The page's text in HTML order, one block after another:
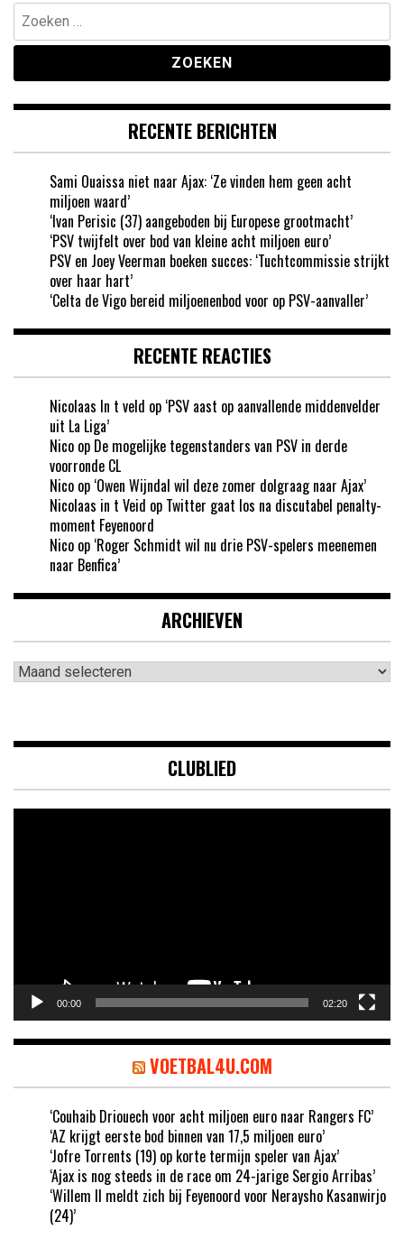
Zoeken
naar:
RECENTE BERICHTEN
Sami Ouaissa niet naar Ajax: ‘Ze vinden hem geen acht
miljoen waard’
‘Ivan Perisic (37) aangeboden bij Europese grootmacht’
‘PSV twijfelt over bod van kleine acht miljoen euro’
PSV en Joey Veerman boeken succes: ‘Tuchtcommissie strijkt
over haar hart’
‘Celta de Vigo bereid miljoenenbod voor op PSV-aanvaller’
RECENTE REACTIES
Nicolaas In t veld op ‘PSV aast op aanvallende middenvelder
uit La Liga’
Nico op De mogelijke tegenstanders van PSV in derde
voorronde CL
Nico op ‘Owen Wijndal wil deze zomer dolgraag naar Ajax’
Nicolaas in t Veid op Twitter gaat los na discutabel penalty-
moment Feyenoord
Nico op ‘Roger Schmidt wil nu drie PSV-spelers meenemen
naar Benfica’
ARCHIEVEN
Archieven
CLUBLIED
00:00 02:20
VOETBAL4U.COM
‘Couhaib Driouech voor acht miljoen euro naar Rangers FC’
‘AZ krijgt eerste bod binnen van 17,5 miljoen euro’
‘Jofre Torrents (19) op korte termijn speler van Ajax’
‘Ajax is nog steeds in de race om 24-jarige Sergio Arribas’
‘Willem II meldt zich bij Feyenoord voor Neraysho Kasanwirjo
(24)’